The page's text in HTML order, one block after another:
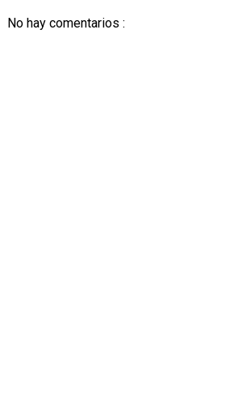
No hay comentarios :